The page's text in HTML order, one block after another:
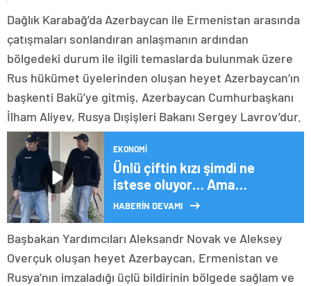
Dağlık Karabağ’da Azerbaycan ile Ermenistan arasında
çatışmaları sonlandıran anlaşmanın ardından
bölgedeki durum ile ilgili temaslarda bulunmak üzere
Rus hükümet üyelerinden oluşan heyet Azerbaycan’ın
başkenti Bakü’ye gitmiş, Azerbaycan Cumhurbaşkanı
İlham Aliyev, Rusya Dışişleri Bakanı Sergey Lavrov’dur.
EKONOMI
Ünlü çiftin kızı şimdi ne
istese oluyor… Ama
büyüyünce çalışmazsa tek
Çocuklara miras yok!
HABERİN DEVAMI
Başbakan Yardımcıları Aleksandr Novak ve Aleksey
Overçuk oluşan heyet Azerbaycan, Ermenistan ve
Rusya’nın imzaladığı üçlü bildirinin bölgede sağlam ve